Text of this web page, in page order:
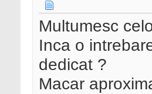
Multumesc
Inca o
dedicat ?
Macar